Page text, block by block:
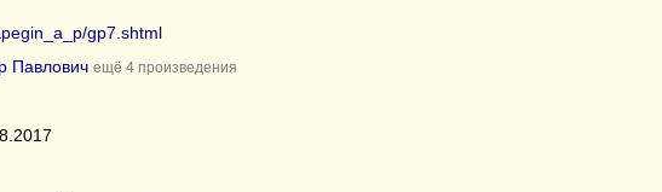
gp7.shtml
Павлович ещё 4 произведения